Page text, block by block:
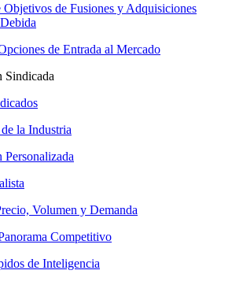
Objetivos de Fusiones y Adquisiciones
de Entrada al Mercado
Sindicada
la Industria
Volumen y Demanda
Competitivo
de Inteligencia